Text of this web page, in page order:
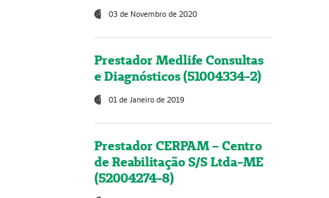
03 de Novembro de 2020
Prestador Medlife Consultas
e Diagnósticos (51004334-2)
01 de Janeiro de 2019
Prestador CERPAM – Centro
de Reabilitação S/S Ltda-ME
(52004274-8)